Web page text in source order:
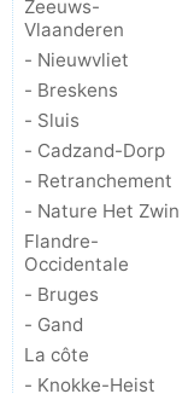
Zeeuws-
Vlaanderen
- Nieuwvliet
- Breskens
- Sluis
- Cadzand-Dorp
- Retranchement
- Nature Het Zwin
Flandre-
Occidentale
- Bruges
- Gand
La côte
- Knokke-Heist